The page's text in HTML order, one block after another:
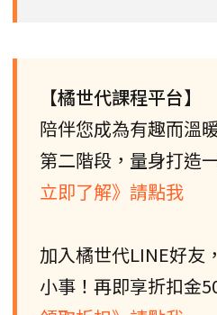
【橘世代課程平台】
陪伴您成為有趣而溫
第二階段，量身打造
立即了解》請點我
加入橘世代LINE好友
小事！再即享折扣金